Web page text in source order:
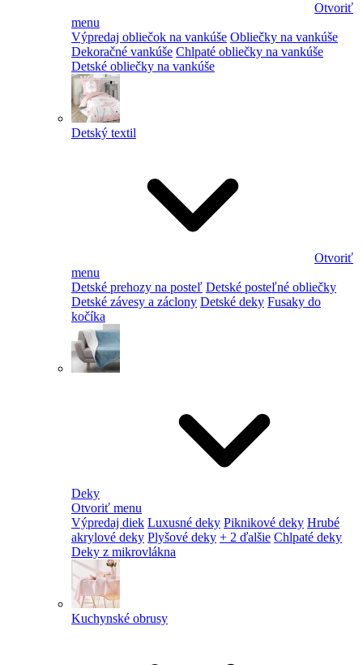
Otvoriť
menu
Výpredaj obliečok na vankúše Obliečky na vankúše
Dekoračné vankúše Chlpaté obliečky na vankúše
Detské obliečky na vankúše
Detský textil
Otvoriť
menu
Detské prehozy na posteľ Detské posteľné obliečky
Detské závesy a záclony Detské deky Fusaky do
kočíka
Deky
Otvoriť menu
Výpredaj diek Luxusné deky Piknikové deky Hrubé
akrylové deky Plyšové deky + 2 ďalšie Chlpaté deky
Deky z mikrovlákna
Kuchynské obrusy